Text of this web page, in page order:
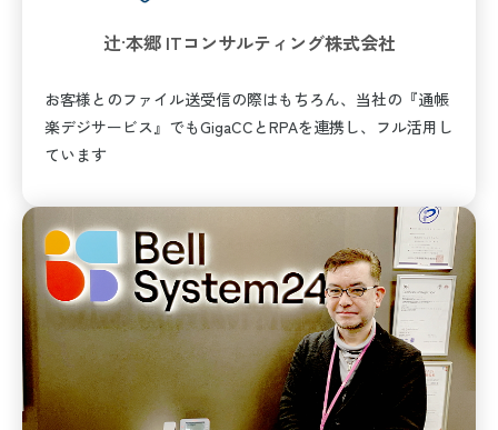
辻·本郷 ITコンサルティング株式会社
お客様とのファイル送受信の際はもちろん、当社の『通帳
楽デジサービス』でもGigaCCとRPAを連携し、フル活用し
ています